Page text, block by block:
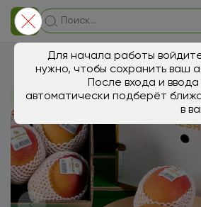
Для начала работы
нужно, чтобы сохранить ваш
После входа и
автоматически подберёт
в
В магазин Ягоды, экзотика